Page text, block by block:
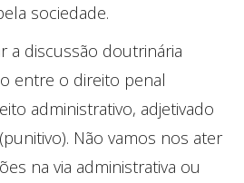
sociedade.
a discussão doutrinária
entre o direito penal
administrativo, adjetivado
Não vamos nos ater
na via administrativa ou